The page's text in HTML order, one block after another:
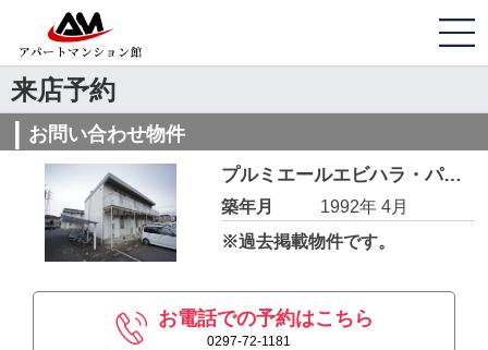
来店予約
お問い合わせ物件
プルミエールエビハラ・パーソンズB 102
築年月
1992年 4月
※過去掲載物件です。
お電話での予約はこちら
0297-72-1181